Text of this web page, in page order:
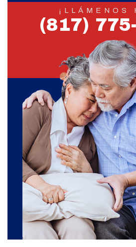
¡LLÁMENOS
(817)